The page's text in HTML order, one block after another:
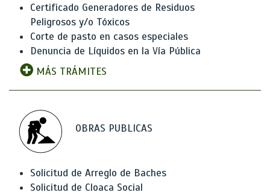
Certificado Generadores de Residuos
Peligrosos y/o Tóxicos
Corte de pasto en casos especiales
Denuncia de Líquidos en la Vía Pública
MÁS TRÁMITES
OBRAS PUBLICAS
Solicitud de Arreglo de Baches
Solicitud de Cloaca Social